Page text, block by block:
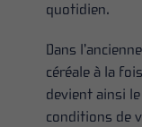
quotidien.
Dans
céréale à la
devient ainsi
conditions de